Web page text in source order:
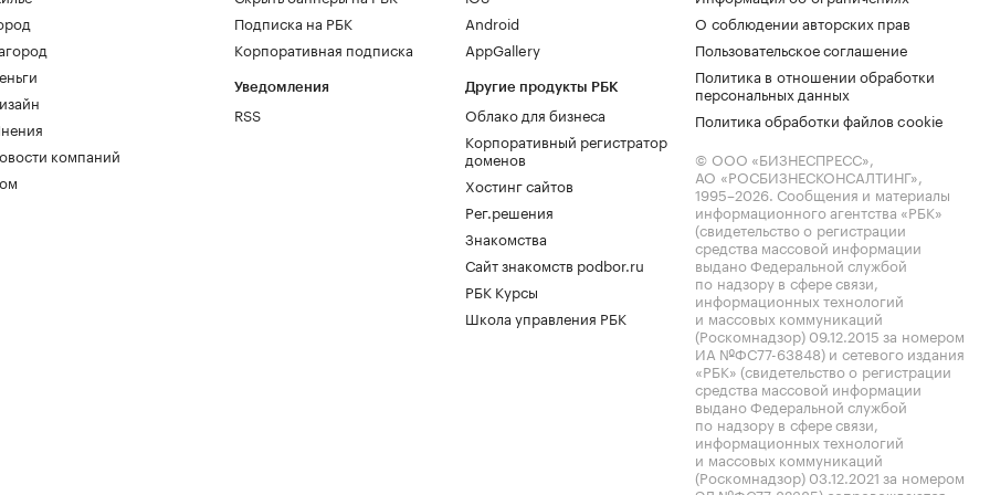
компаний
Подписка на РБК
Корпоративная подписка
Уведомления
RSS
Android
AppGallery
Другие продукты РБК
Облако для бизнеса
Корпоративный регистратор
доменов
Хостинг сайтов
Рег.решения
Знакомства
Сайт знакомств podbor.ru
РБК Курсы
Школа управления РБК
О соблюдении авторских прав
Пользовательское соглашение
Политика в отношении обработки
персональных данных
Политика обработки файлов cookie
© ООО «БИЗНЕСПРЕСС»,
АО «РОСБИЗНЕСКОНСАЛТИНГ»,
1995–2026. Сообщения и материалы
информационного агентства «РБК»
(свидетельство о регистрации
средства массовой информации
выдано Федеральной службой
по надзору в сфере связи,
информационных технологий
и массовых коммуникаций
(Роскомнадзор) 09.12.2015 за номером
ИА №ФС77-63848) и сетевого издания
«РБК» (свидетельство о регистрации
средства массовой информации
выдано Федеральной службой
по надзору в сфере связи,
информационных технологий
и массовых коммуникаций
(Роскомнадзор) 03.12.2021 за номером